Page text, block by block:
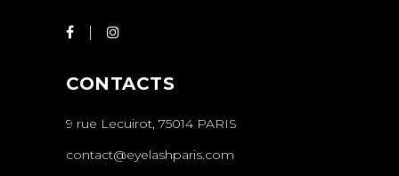
CONTACTS
9 rue Lecuirot, 75014 PARIS
contact@eyelashparis.com